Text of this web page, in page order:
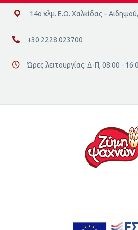
14ο χλμ. Ε.Ο. Χαλκίδας – Αιδηψού,
14ο χλμ. Ε.Ο. Χαλκίδας –
+30 2228 023700
+30 2228 023700
Διεύθυνση οδός 16, Ελλάδα
Ώρες λειτουργίας: Δ-Π, 08:00 -